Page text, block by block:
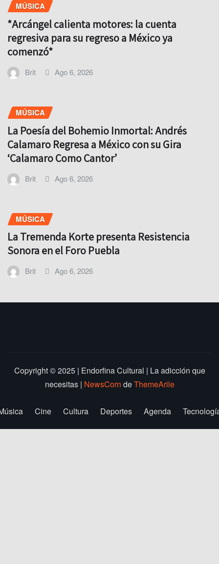
MÚSICA
*Arcángel calienta motores: la cuenta
regresiva para su regreso a México ya
comenzó*
Brit Ago 6, 2026
MÚSICA
La Poesía del Bohemio Inmortal: Andrés
Calamaro Regresa a México con su Gira
‘Calamaro Como Cantor’
Brit Ago 6, 2026
MÚSICA
La Tremenda Korte presenta Resistencia
Sonora en el Foro Puebla
Brit Ago 6, 2026
Copyright © 2025 | Endorfina Cultural | La adicción que
necesitas | NewsCorn deThemeArile
Cine Cultura Deportes Agenda